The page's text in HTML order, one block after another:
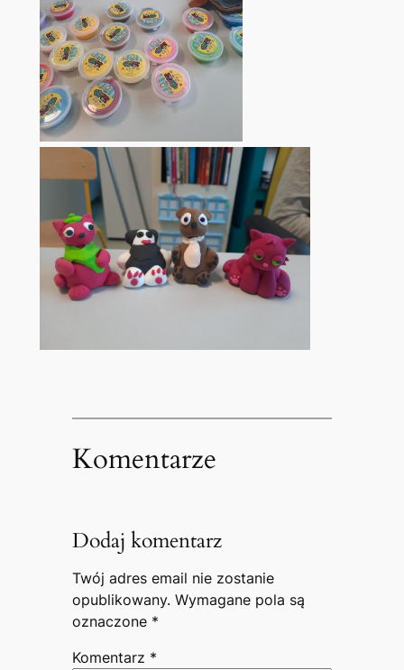
Komentarze
Dodaj komentarz
Twój adres email nie zostanie
opublikowany. Wymagane pola są
oznaczone *
Komentarz *